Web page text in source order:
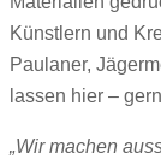
Künstlern und
Paulaner,
lassen hier –
„Wir machen